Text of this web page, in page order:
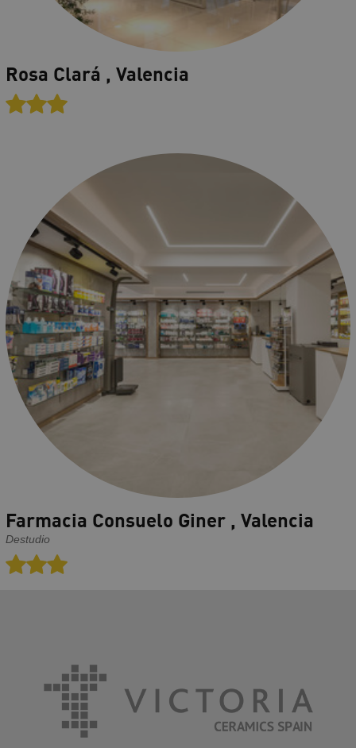
Rosa Clará , Valencia
Farmacia Consuelo Giner , Valencia
Destudio